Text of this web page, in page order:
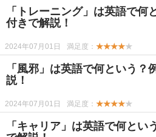
「トレーニング」は英語で何
付きで解説！
2024年07月01日 満足度： ★★★★★
「風邪」は英語で何という？
説！
2024年07月01日 満足度： ★★★★★
「キャリア」は英語で何とい